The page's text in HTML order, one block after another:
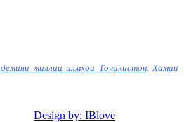
миллии илмҳои Тоҷикистон.Ҳамаи
Design by: IBlove